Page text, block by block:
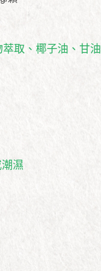
取、椰子油、甘油
濕